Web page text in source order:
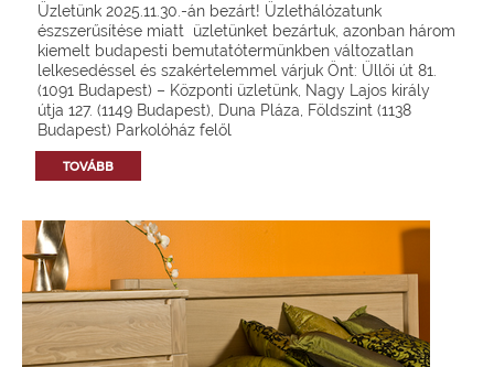
Üzletünk 2025.11.30.-án bezárt! Üzlethálózatunk
észszerűsítése miatt üzletünket bezártuk, azonban három
kiemelt budapesti bemutatótermünkben változatlan
lelkesedéssel és szakértelemmel várjuk Önt: Üllői út 81.
(1091 Budapest) – Központi üzletünk, Nagy Lajos király
útja 127. (1149 Budapest), Duna Pláza, Földszint (1138
Budapest) Parkolóház felől
TOVÁBB